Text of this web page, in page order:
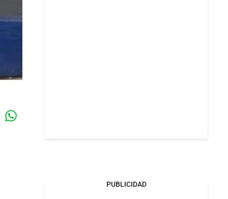
PUBLICIDAD